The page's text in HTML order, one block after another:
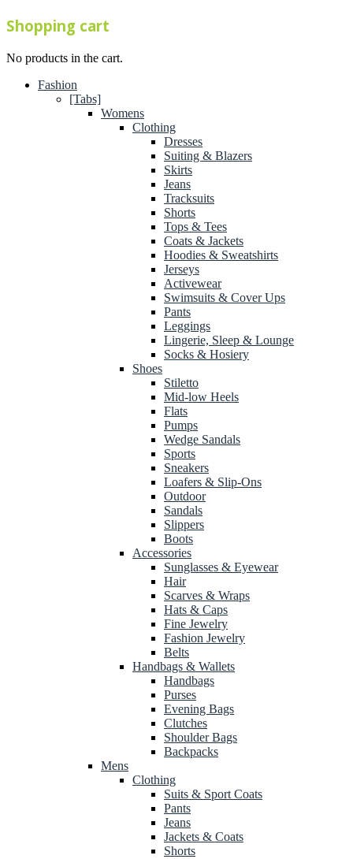
Shopping cart
No products in the cart.
Fashion
[Tabs]
Womens
Clothing
Dresses
Suiting & Blazers
Skirts
Jeans
Tracksuits
Shorts
Tops & Tees
Coats & Jackets
Hoodies & Sweatshirts
Jerseys
Activewear
Swimsuits & Cover Ups
Pants
Leggings
Lingerie, Sleep & Lounge
Socks & Hosiery
Shoes
Stiletto
Mid-low Heels
Flats
Pumps
Wedge Sandals
Sports
Sneakers
Loafers & Slip-Ons
Outdoor
Sandals
Slippers
Boots
Accessories
Sunglasses & Eyewear
Hair
Scarves & Wraps
Hats & Caps
Fine Jewelry
Fashion Jewelry
Belts
Handbags & Wallets
Handbags
Purses
Evening Bags
Clutches
Shoulder Bags
Backpacks
Mens
Clothing
Suits & Sport Coats
Pants
Jeans
Jackets & Coats
Shorts